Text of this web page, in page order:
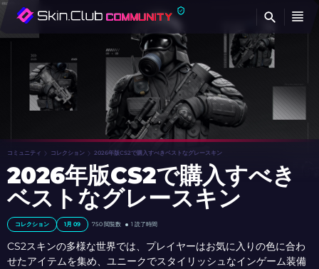
コミュニティ コレクション 2026年版CS2で購入すべきベストなグレースキン
2026年版CS2で購入すべき
ベストなグレースキン
コレクション 1月 09 750 閲覧数 1 読了時間
CS2スキンの多様な世界では、プレイヤーはお気に入りの色に合わ
せたアイテムを集め、ユニークでスタイリッシュなインゲーム装備